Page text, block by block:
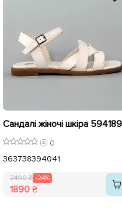
0
363738394041
2490 ₴ -24%
1890 ₴